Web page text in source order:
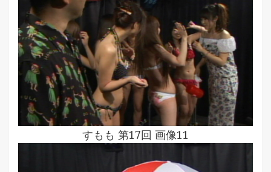
すもも 第17回 画像11